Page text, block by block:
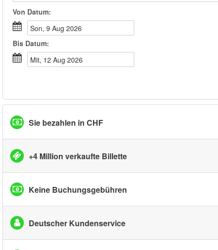
Von Datum:
Son, 9 Aug 2026
Bis Datum:
Mit, 12 Aug 2026
Sie bezahlen in CHF
+4 Million verkaufte Billette
Keine Buchungsgebühren
Deutscher Kundenservice